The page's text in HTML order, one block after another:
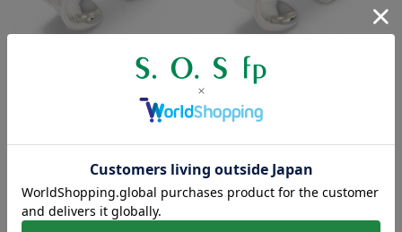
シルバーハンマードカーヴァチャ
価格：38,500円(税込)
シルバーカーヴァチャーオープン
リング Suman Dhakh...